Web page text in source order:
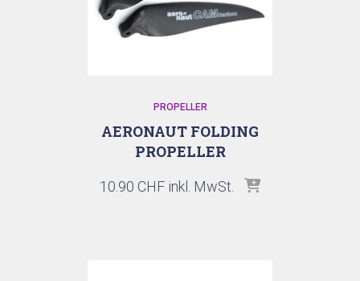
PROPELLER
AERONAUT FOLDING
PROPELLER
10.90 CHF inkl. MwSt.